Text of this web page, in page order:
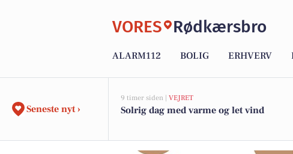
VORES Rødkærsbro
ALARM112 BOLIG ERHVERV
Seneste nyt ›
9 timer siden | VEJRET
Solrig dag med varme og let vind